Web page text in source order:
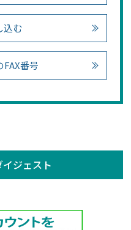
込む
番号
ジェスト